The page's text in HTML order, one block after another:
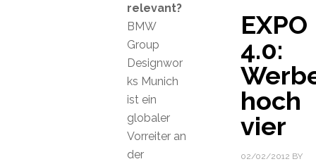
EXPO
4.0:
hoch
vier
02/02/2012 BY
relevant?
BMW
Group
Designwor
ks Munich
ist ein
globaler
Vorreiter an
der